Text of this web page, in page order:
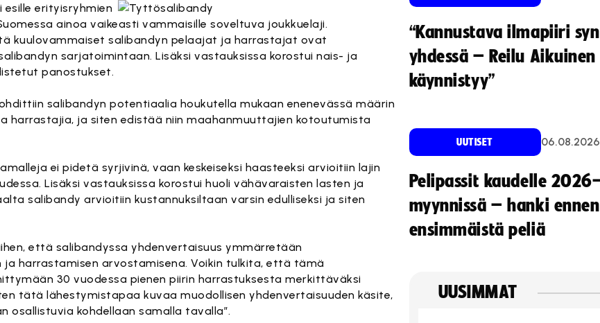
erityisryhmien
ainoa vaikeasti vammaisille soveltuva joukkuelaji.
kuulovammaiset salibandyn pelaajat ja harrastajat ovat
sarjatoimintaan. Lisäksi vastauksissa korostui nais- ja
panostukset.
salibandyn potentiaalia houkutella mukaan enenevässä määrin
harrastajia, ja siten edistää niin maahanmuuttajien kotoutumista
ei pidetä syrjivinä, vaan keskeiseksi haasteeksi arvioitiin lajin
Lisäksi vastauksissa korostui huoli vähävaraisten lasten ja
salibandy arvioitiin kustannuksiltaan varsin edulliseksi ja siten
että salibandyssa yhdenvertaisuus ymmärretään
ja harrastamisen arvostamisena. Voikin tulkita, että tämä
30 vuodessa pienen piirin harrastuksesta merkittäväksi
tätä lähestymistapaa kuvaa muodollisen yhdenvertaisuuden käsite,
osallistuvia kohdellaan samalla tavalla”.
“Kannustava ilmapiiri
yhdessä – Reilu
käynnistyy”
UUTISET 06.08.2026
Pelipassit kaudelle
myynnissä – hanki ennen
ensimmäistä peliä
UUSIMMAT